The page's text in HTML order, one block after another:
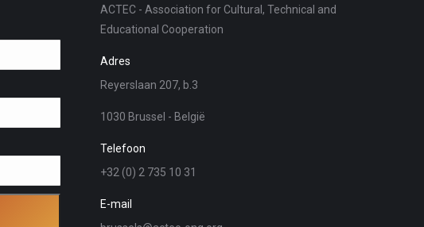
ACTEC - Association for Cultural, Technical and
Educational Cooperation
Adres
Reyerslaan 207, b.3
1030 Brussel - België
Telefoon
+32 (0) 2 735 10 31
E-mail